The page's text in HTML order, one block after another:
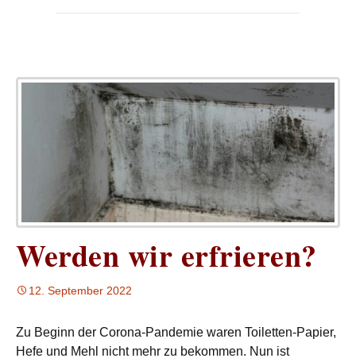
Werden wir erfrieren?
12. September 2022
Zu Beginn der Corona-Pandemie waren Toiletten-Papier,
Hefe und Mehl nicht mehr zu bekommen. Nun ist